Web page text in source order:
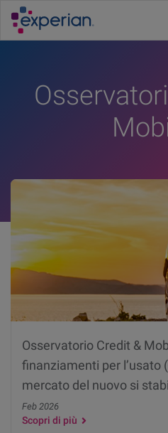
Osservatorio Credit &
finanziamenti per l’usato
mercato del nuovo si
Feb 2026
Scopri di più